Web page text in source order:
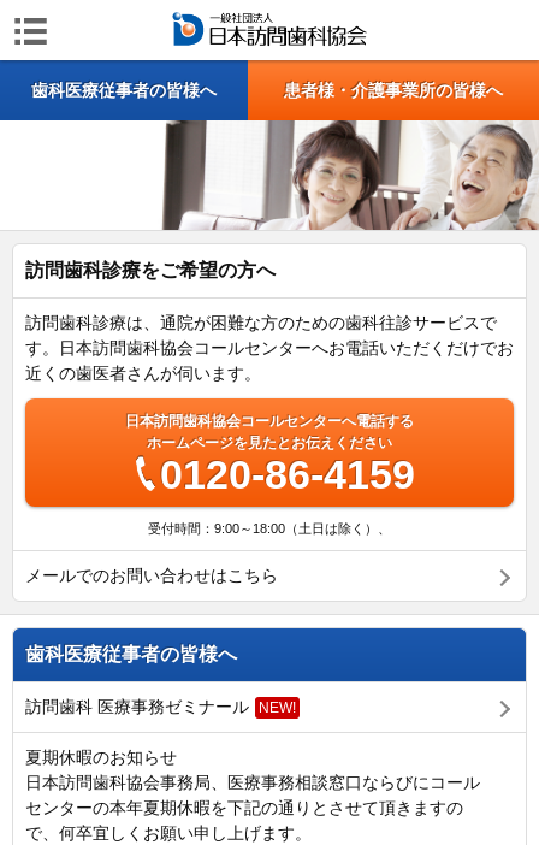
歯科医療従事者の皆様へ 患者様・介護事業所の皆様へ
訪問歯科診療をご希望の方へ
訪問歯科診療は、通院が困難な方のための歯科往診サービスで
す。日本訪問歯科協会コールセンターへお電話いただくだけでお
近くの歯医者さんが伺います。
日本訪問歯科協会コールセンターへ電話する
ホームページを見たとお伝えください
0120-86-4159
受付時間：9:00～18:00（土日は除く）、
メールでのお問い合わせはこちら
歯科医療従事者の皆様へ
訪問歯科 医療事務ゼミナール NEW!
夏期休暇のお知らせ
日本訪問歯科協会事務局、医療事務相談窓口ならびにコール
センターの本年夏期休暇を下記の通りとさせて頂きますの
で、何卒宜しくお願い申し上げます。